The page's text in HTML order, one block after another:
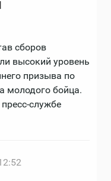
сборов
высокий уровень
призыва по
молодого бойца.
службе